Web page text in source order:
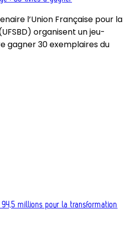
l’Union Française pour la
organisent un jeu-
gagner 30 exemplaires du
94,5 millions pour la transformation